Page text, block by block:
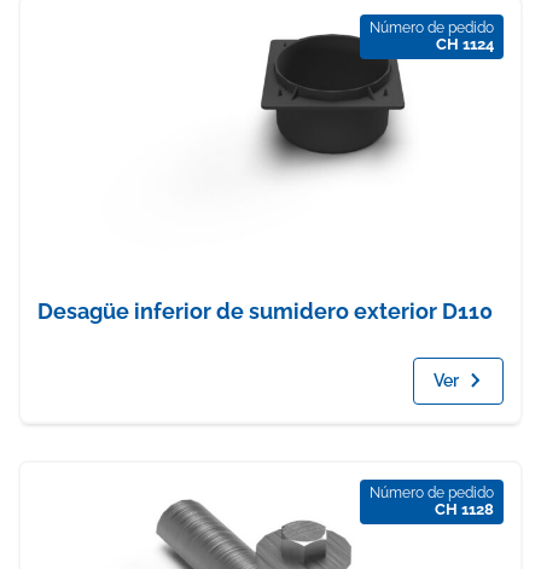
Número de pedido
CH 1124
Desagüe inferior de sumidero exterior D110
Ver
Número de pedido
CH 1128